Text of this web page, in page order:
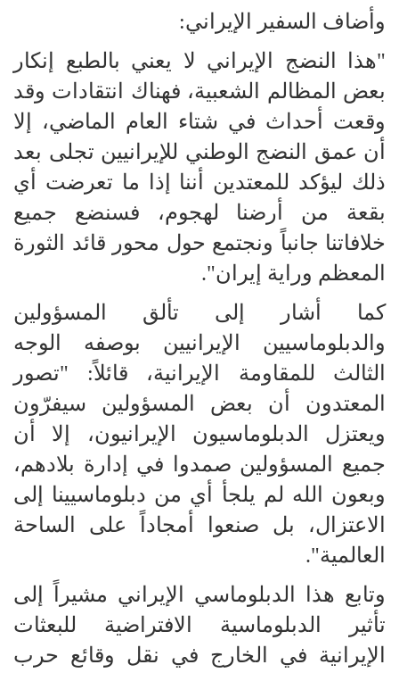
وأضاف السفير الإيراني:
"هذا النضج الإيراني لا يعني بالطبع إنكار
بعض المظالم الشعبية، فهناك انتقادات وقد
وقعت أحداث في شتاء العام الماضي، إلا
أن عمق النضج الوطني للإيرانيين تجلى بعد
ذلك ليؤكد للمعتدين أننا إذا ما تعرضت أي
بقعة من أرضنا لهجوم، فسنضع جميع
خلافاتنا جانباً ونجتمع حول محور قائد الثورة
المعظم وراية إيران".
كما أشار إلى تألق المسؤولين
والدبلوماسيين الإيرانيين بوصفه الوجه
الثالث للمقاومة الإيرانية، قائلاً: "تصور
المعتدون أن بعض المسؤولين سيفرّون
ويعتزل الدبلوماسيون الإيرانيون، إلا أن
جميع المسؤولين صمدوا في إدارة بلادهم،
وبعون الله لم يلجأ أي من دبلوماسيينا إلى
الاعتزال، بل صنعوا أمجاداً على الساحة
العالمية".
وتابع هذا الدبلوماسي الإيراني مشيراً إلى
تأثير الدبلوماسية الافتراضية للبعثات
الإيرانية في الخارج في نقل وقائع حرب